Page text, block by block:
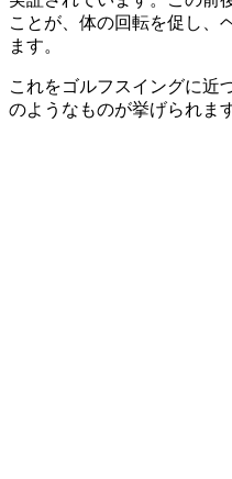
ことが、体の回転を促し、
ます。
これをゴルフスイングに近
のようなものが挙げられます